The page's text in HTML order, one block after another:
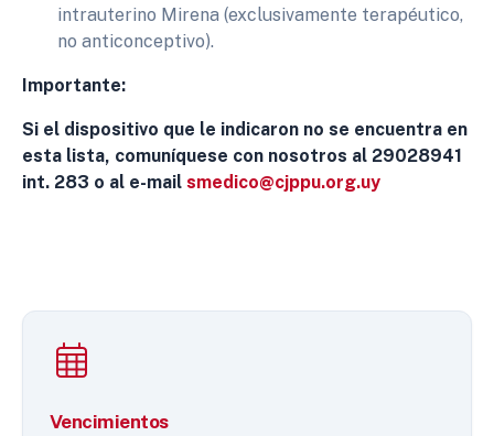
intrauterino Mirena (exclusivamente terapéutico,
no anticonceptivo).
Importante:
Si el dispositivo que le indicaron no se encuentra en
esta lista, comuníquese con nosotros al 29028941
int. 283 o al e-mail smedico@cjppu.org.uy
Vencimientos